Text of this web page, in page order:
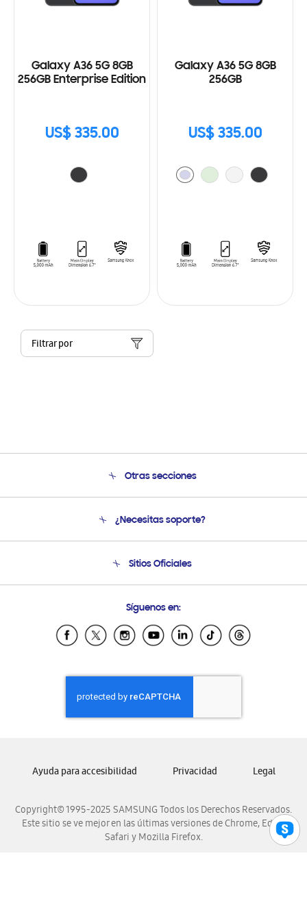
Galaxy A36 5G 8GB
256GB Enterprise Edition
US$ 335.00
Galaxy A36 5G 8GB
256GB
US$ 335.00
Filtrar por
Otras secciones
Soporte
¿Necesitas soporte?
Soporte vía eMail
Sitios Oficiales
Samsung Ecuador
Samsung El Salvador
Samsung Honduras
Samsung Nicaragua
Samsung Panamá
Samsung Venezuela
Síguenos en:
Copyright© 1995-2025 SAMSUNG Todos los Derechos Reservados.
Este sitio se ve mejor en las últimas versiones de Chrome, Edge,
Safari y Mozilla Firefox.
Ayuda para accesibilidad Privacidad Legal